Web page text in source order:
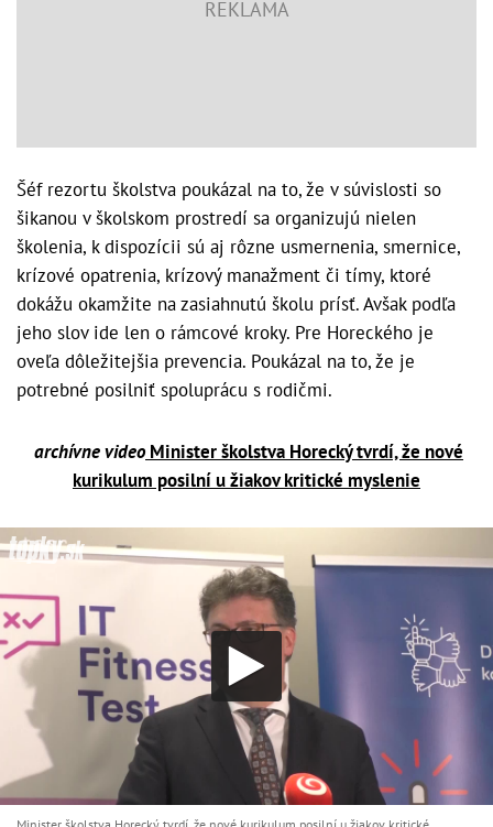
Šéf rezortu školstva poukázal na to, že v súvislosti so
šikanou v školskom prostredí sa organizujú nielen
školenia, k dispozícii sú aj rôzne usmernenia, smernice,
krízové opatrenia, krízový manažment či tímy, ktoré
dokážu okamžite na zasiahnutú školu prísť. Avšak podľa
jeho slov ide len o rámcové kroky. Pre Horeckého je
oveľa dôležitejšia prevencia. Poukázal na to, že je
potrebné posilniť spoluprácu s rodičmi.
archívne videoMinister školstva Horecký tvrdí, že nové
kurikulum posilní u žiakov kritické myslenie